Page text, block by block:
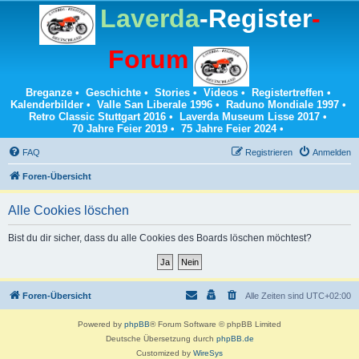
Laverda-Register-
Forum
Breganze• Geschichte• Stories• Videos• Registertreffen•
Kalenderbilder• Valle San Liberale 1996• Raduno Mondiale 1997•
Retro Classic Stuttgart 2016 • Laverda Museum Lisse 2017 •
70 Jahre Feier 2019 • 75 Jahre Feier 2024•
FAQ Anmelden
Registrieren
Foren-Übersicht
Alle Cookies löschen
Bist du dir sicher, dass du alle Cookies des Boards löschen möchtest?
Foren-Übersicht Alle Zeiten sind UTC+02:00
Powered by phpBB® Forum Software © phpBB Limited
Deutsche Übersetzung durch phpBB.de
Customized by WireSys